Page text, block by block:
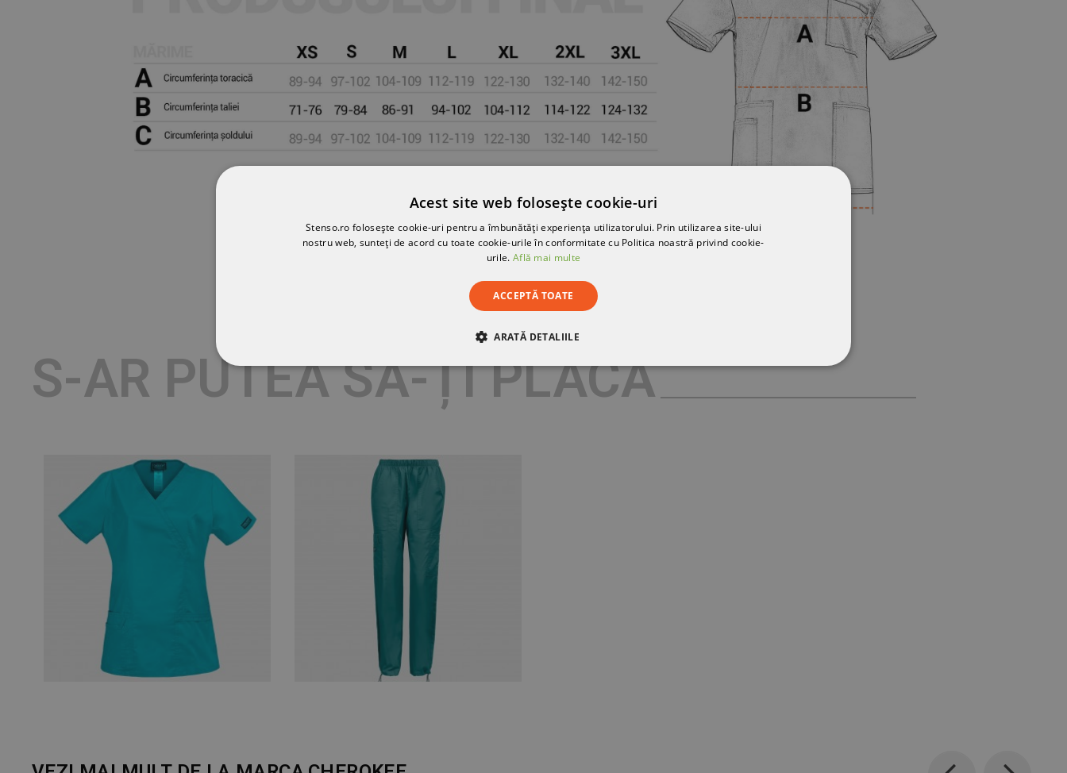
S-AR PUTEA SĂ-ȚI PLACĂ
Acest site web folosește cookie-uri
Stenso.ro folosește cookie-uri pentru a îmbunătăți experiența utilizatorului. Prin utilizarea site-ului
nostru web, sunteți de acord cu toate cookie-urile în conformitate cu Politica noastră privind cookie-
urile. Află mai multe
ACCEPTĂ TOATE
ARATĂ DETALIILE
STRICT NECESARE DE TARGETARE